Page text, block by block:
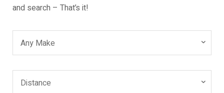
and search – That’s it!
Any Make
Distance